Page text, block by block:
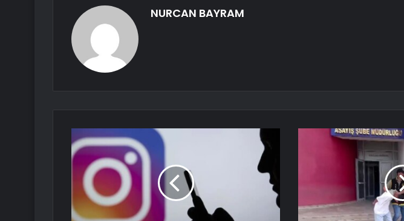
NURCAN BAYRAM